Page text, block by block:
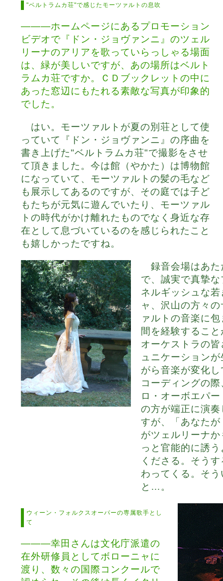
"ベルトラムカ荘"で感じたモーツァルトの息吹
―――ホームページにあるプロモーション
ビデオで『ドン・ジョヴァンニ』のツェル
リーナのアリアを歌っていらっしゃる場面
は、緑が美しいですが、あの場所はベルト
ラムカ荘ですか。ＣＤブックレットの中に
あった窓辺にもたれる素敵な写真が印象的
でした。
はい。モーツァルトが夏の別荘として使
っていて『ドン・ジョヴァンニ』の序曲を
書き上げた"ベルトラムカ荘"で撮影をさせ
て頂きました。今は館（やかた）は博物館
になっていて、モーツァルトの髪の毛など
も展示してあるのですが、その庭では子ど
もたちが元気に遊んでいたり、モーツァル
トの時代がかけ離れたものでなく身近な存
在として息づいているのを感じられたこと
も嬉しかったですね。
録音会場はあた
で、誠実で真摯
ネルギッシュな
ャ、沢山の方々
ァルトの音楽に
間を経験するこ
オーケストラの
ュニケーション
がら音楽が変化
コーディングの
ロ・オーボエパ
の方が端正に演
すが、「あなた
がツェルリーナ
っと官能的に誘
くださる。そう
わってくる。そ
と…。
ウィーン・フォルクスオーパーの専属歌手とし
て
―――幸田さんは文化庁派遣の
在外研修員としてボローニャに
渡り、数々の国際コンクールで